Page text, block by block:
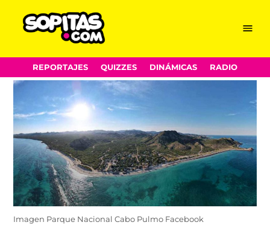
Skip
to
Menu
REPORTAJES QUIZZES DINÁMICAS RADIO
Imagen Parque Nacional Cabo Pulmo Facebook